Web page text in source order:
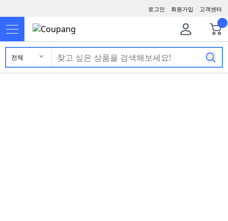
고객센터
회원가입
로그인
전체